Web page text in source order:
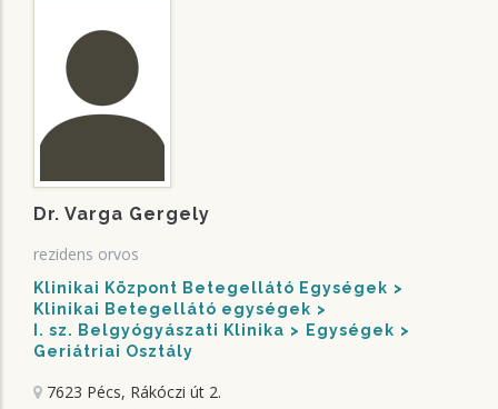
Dr. Varga Gergely
rezidens orvos
Klinikai Központ Betegellátó Egységek
Klinikai Betegellátó egységek
I. sz. Belgyógyászati Klinika
Egységek
Geriátriai Osztály
7623 Pécs, Rákóczi út 2.